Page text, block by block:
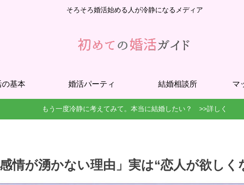
そろそろ婚活始める人が冷静になるメディア
の基本 婚活パーティ 結婚相談所 マ
もう一度冷静に考えてみて。本当に結婚したい？ >>詳しく
情が湧かない理由」実は“恋人が欲し